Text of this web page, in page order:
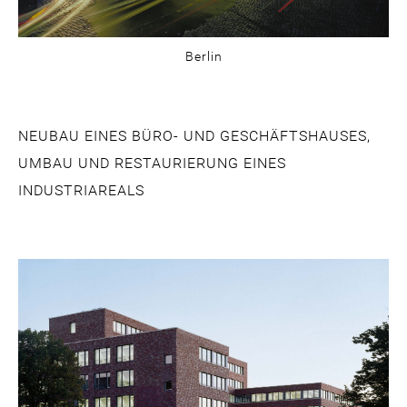
Berlin
NEUBAU EINES BÜRO- UND GESCHÄFTSHAUSES,
UMBAU UND RESTAURIERUNG EINES
INDUSTRIAREALS